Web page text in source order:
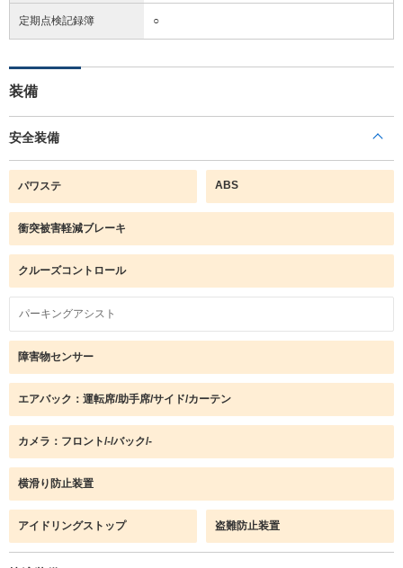
定期点検記録簿 ○
装備
安全装備
パワステ ABS
衝突被害軽減ブレーキ
クルーズコントロール
パーキングアシスト
障害物センサー
エアバック：運転席/助手席/サイド/カーテン
カメラ：フロント/-/バック/-
横滑り防止装置
アイドリングストップ 盗難防止装置